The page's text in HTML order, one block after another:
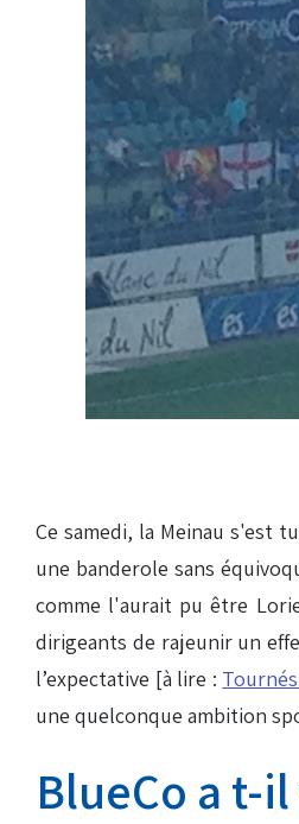
Ce samedi, la Meinau s'est
une banderole sans
comme l'aurait pu être
dirigeants de rajeunir un
l’expectative [à lire :
une quelconque ambition
BlueCo a t-